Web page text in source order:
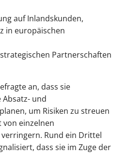
auf Inlandskunden,
in europäischen
Partnerschaften
an, dass sie
und
um Risiken zu streuen
von einzelnen
Rund ein Drittel
dass sie im Zuge der